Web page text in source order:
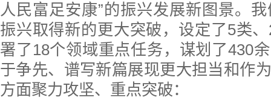
人民富足安康”的振兴发展新图景。
振兴取得新的更大突破，设定了5类
署了18个领域重点任务，谋划了430
于争先、谱写新篇展现更大担当和作
方面聚力攻坚、重点突破：